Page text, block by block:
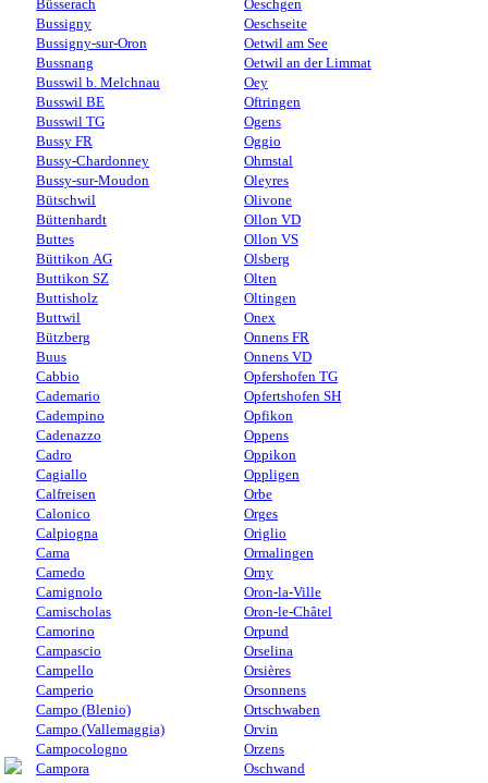
Büsserach
Bussigny
Bussigny-sur-Oron
Bussnang
Busswil b. Melchnau
Busswil BE
Busswil TG
Bussy FR
Bussy-Chardonney
Bussy-sur-Moudon
Bütschwil
Büttenhardt
Buttes
Büttikon AG
Buttikon SZ
Buttisholz
Buttwil
Bützberg
Buus
Cabbio
Cademario
Cadempino
Cadenazzo
Cadro
Cagiallo
Calfreisen
Calonico
Calpiogna
Cama
Camedo
Camignolo
Camischolas
Camorino
Campascio
Campello
Camperio
Campo (Blenio)
Campo (Vallemaggia)
Campocologno
Campora
Oeschgen
Oeschseite
Oetwil am See
Oetwil an der Limmat
Oey
Oftringen
Ogens
Oggio
Ohmstal
Oleyres
Olivone
Ollon VD
Ollon VS
Olsberg
Olten
Oltingen
Onex
Onnens FR
Onnens VD
Opfershofen TG
Opfertshofen SH
Opfikon
Oppens
Oppikon
Oppligen
Orbe
Orges
Origlio
Ormalingen
Orny
Oron-la-Ville
Oron-le-Châtel
Orpund
Orselina
Orsières
Orsonnens
Ortschwaben
Orvin
Orzens
Oschwand